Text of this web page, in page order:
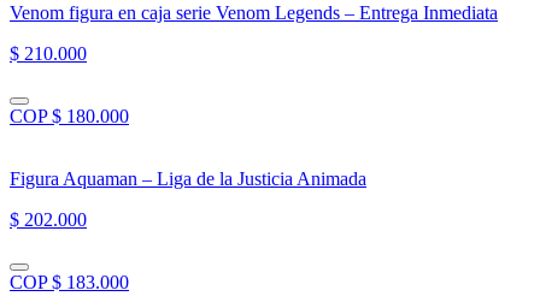
Venom figura en caja serie Venom Legends – Entrega Inmediata
$ 210.000
COP $ 180.000
Figura Aquaman – Liga de la Justicia Animada
$ 202.000
COP $ 183.000